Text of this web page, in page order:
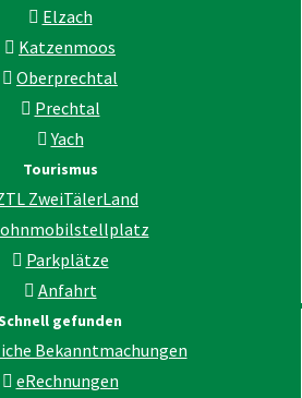
Elzach
Katzenmoos
Oberprechtal
Prechtal
Yach
Tourismus
ZweiTälerLand
Parkplätze
Anfahrt
gefunden
Bekanntmachungen
eRechnungen